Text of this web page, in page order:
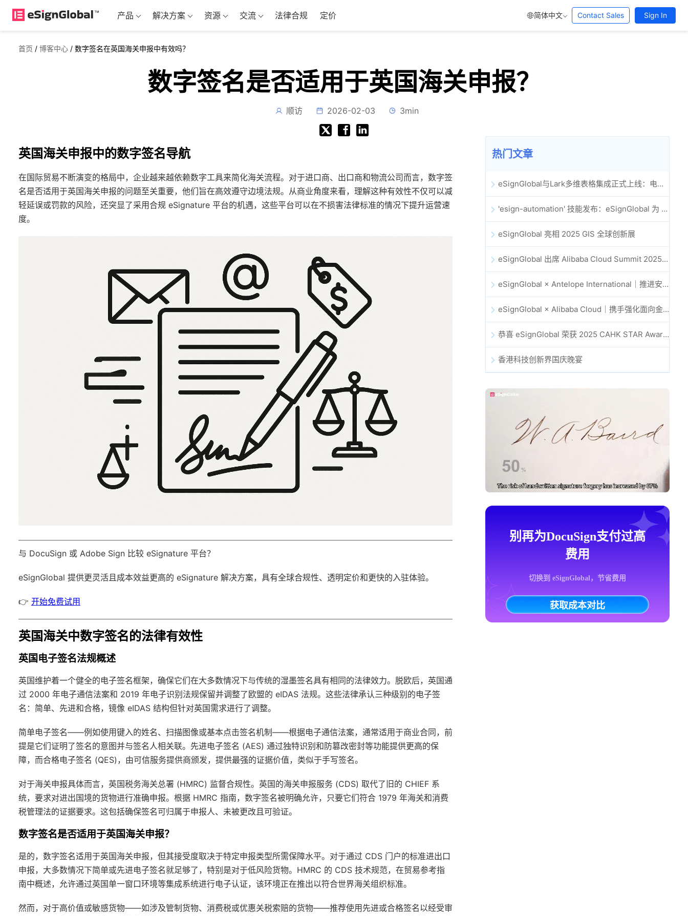
产品 解决方案 资源 交流 法律合规 定价 简体中文 Contact Sales Sign In
首页 / 博客中心 / 数字签名在英国海关申报中有效吗？
数字签名是否适用于英国海关申报？
顺访 2026-02-03 3min
英国海关申报中的数字签名导航
在国际贸易不断演变的格局中，企业越来越依赖数字工具来简化海关流程。对于进口商、出口商和物流公司而言，数字签
名是否适用于英国海关申报的问题至关重要，他们旨在高效遵守边境法规。从商业角度来看，理解这种有效性不仅可以减
轻延误或罚款的风险，还突显了采用合规 eSignature 平台的机遇，这些平台可以在不损害法律标准的情况下提升运营速
度。
与 DocuSign 或 Adobe Sign 比较 eSignature 平台？
eSignGlobal 提供更灵活且成本效益更高的 eSignature 解决方案，具有全球合规性、透明定价和更快的入驻体验。
👉 开始免费试用
英国海关中数字签名的法律有效性
英国电子签名法规概述
英国维护着一个健全的电子签名框架，确保它们在大多数情况下与传统的湿墨签名具有相同的法律效力。脱欧后，英国通
过 2000 年电子通信法案和 2019 年电子识别法规保留并调整了欧盟的 eIDAS 法规。这些法律承认三种级别的电子签
名：简单、先进和合格，镜像 eIDAS 结构但针对英国需求进行了调整。
简单电子签名——例如使用键入的姓名、扫描图像或基本点击签名机制——根据电子通信法案，通常适用于商业合同，前
提是它们证明了签名的意图并与签名人相关联。先进电子签名 (AES) 通过独特识别和防篡改密封等功能提供更高的保
障，而合格电子签名 (QES)，由可信服务提供商颁发，提供最强的证据价值，类似于手写签名。
对于海关申报具体而言，英国税务海关总署 (HMRC) 监督合规性。英国的海关申报服务 (CDS) 取代了旧的 CHIEF 系
统，要求对进出国境的货物进行准确申报。根据 HMRC 指南，数字签名被明确允许，只要它们符合 1979 年海关和消费
税管理法的证据要求。这包括确保签名可归属于申报人、未被更改且可验证。
数字签名是否适用于英国海关申报？
是的，数字签名适用于英国海关申报，但其接受度取决于特定申报类型所需保障水平。对于通过 CDS 门户的标准进出口
申报，大多数情况下简单或先进电子签名就足够了，特别是对于低风险货物。HMRC 的 CDS 技术规范，在贸易参考指
南中概述，允许通过英国单一窗口环境等集成系统进行电子认证，该环境正在推出以符合世界海关组织标准。
然而，对于高价值或敏感货物——如涉及管制货物、消费税或优惠关税索赔的货物——推荐使用先进或合格签名以经受审
热门文章
eSignGlobal与Lark多维表格集成正式上线：电子合同签署归档全程自动化
'esign-automation' 技能发布：eSignGlobal 为 OpenClaw 提供自动化电子签名能力
eSignGlobal 亮相 2025 GIS 全球创新展
eSignGlobal 出席 Alibaba Cloud Summit 2025 香港站，共同探讨 AI 驱动的云创新与数字信任未来
eSignGlobal × Antelope International｜推进安全且由 AI 驱动的数字化工作流
eSignGlobal × Alibaba Cloud｜携手强化面向金融科技的全球数字信任
恭喜 eSignGlobal 荣获 2025 CAHK STAR Award！
香港科技创新界国庆晚宴
别再为DocuSign支付过高
费用
切换到 eSignGlobal，节省费用
获取成本对比